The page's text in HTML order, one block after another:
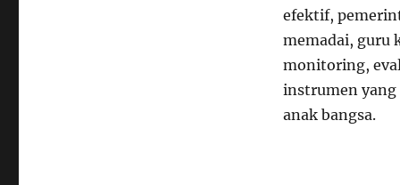
efektif,
memadai, guru
monitoring,
instrumen yang
anak bangsa.